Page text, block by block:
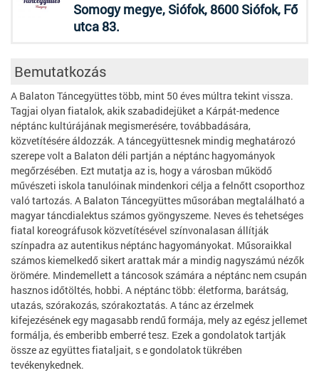
Somogy megye, Siófok, 8600 Siófok, Fő
utca 83.
Bemutatkozás
A Balaton Táncegyüttes több, mint 50 éves múltra tekint vissza.
Tagjai olyan fiatalok, akik szabadidejüket a Kárpát-medence
néptánc kultúrájának megismerésére, továbbadására,
közvetítésére áldozzák. A táncegyüttesnek mindig meghatározó
szerepe volt a Balaton déli partján a néptánc hagyományok
megőrzésében. Ezt mutatja az is, hogy a városban működő
művészeti iskola tanulóinak mindenkori célja a felnőtt csoporthoz
való tartozás. A Balaton Táncegyüttes műsorában megtalálható a
magyar táncdialektus számos gyöngyszeme. Neves és tehetséges
fiatal koreográfusok közvetítésével színvonalasan állítják
színpadra az autentikus néptánc hagyományokat. Műsoraikkal
számos kiemelkedő sikert arattak már a mindig nagyszámú nézők
örömére. Mindemellett a táncosok számára a néptánc nem csupán
hasznos időtöltés, hobbi. A néptánc több: életforma, barátság,
utazás, szórakozás, szórakoztatás. A tánc az érzelmek
kifejezésének egy magasabb rendű formája, mely az egész jellemet
formálja, és emberibb emberré tesz. Ezek a gondolatok tartják
össze az együttes fiataljait, s e gondolatok tükrében
tevékenykednek.